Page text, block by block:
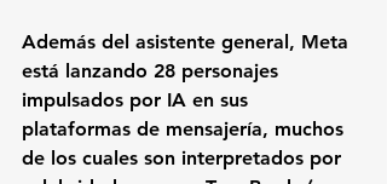
Además del asistente general, Meta
está lanzando 28 personajes
impulsados por IA en sus
plataformas de mensajería, muchos
de los cuales son interpretados por